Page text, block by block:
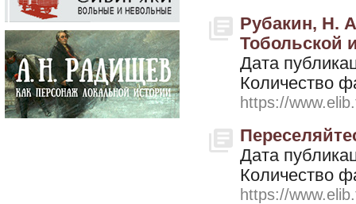
Рубакин, Н.
Тобольской
Дата
Количество
https://
Дата
Количество
https://